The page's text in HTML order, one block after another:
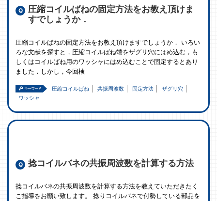
圧縮コイルばねの固定方法をお教え頂けま
すでしょうか．
圧縮コイルばねの固定方法をお教え頂けますでしょうか． いろい
ろな文献を探すと，圧縮コイルばね端をザグリ穴にはめ込む，も
しくはコイルばね用のワッシャにはめ込むことで固定するとあり
ました．しかし，今回検
圧縮コイルばね 共振周波数 固定方法
ザグリ穴
ワッシャ
捻コイルバネの共振周波数を計算する方法
捻コイルバネの共振周波数を計算する方法を教えていただきたく
ご指導をお願い致します。 捻りコイルバネで付勢している部品を